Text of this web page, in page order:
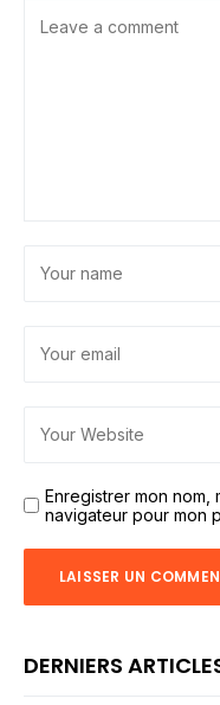
Enregistrer mon nom,
navigateur pour mon
DERNIERS